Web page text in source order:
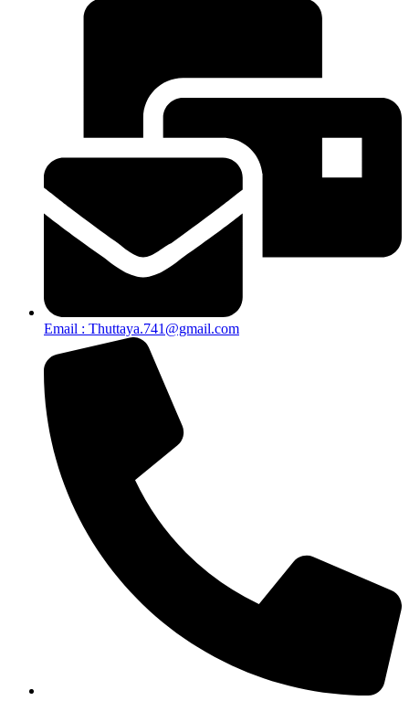
Email : Thuttaya.741@gmail.com